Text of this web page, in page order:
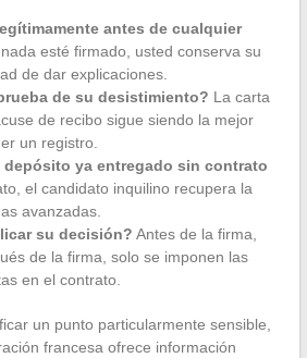
antes de cualquier
esté firmado, usted conserva su
de dar explicaciones.
de su desistimiento? La carta
de recibo sigue siendo la mejor
un registro.
depósito ya entregado sin contrato
el candidato inquilino recupera la
avanzadas.
su decisión? Antes de la firma,
de la firma, solo se imponen las
en el contrato.
un punto particularmente sensible,
francesa ofrece información